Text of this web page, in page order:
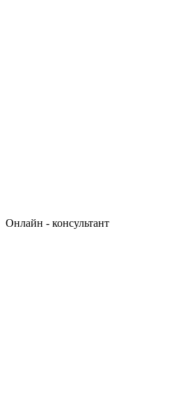
Онлайн - консультант